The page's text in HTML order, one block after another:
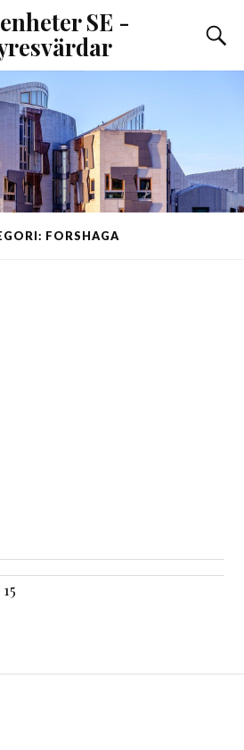
SE -
FORSHAGA